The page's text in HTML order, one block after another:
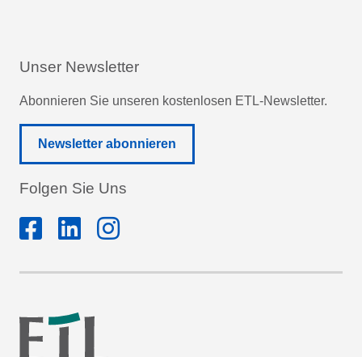
Unser Newsletter
Abonnieren Sie unseren kostenlosen ETL-Newsletter.
Newsletter abonnieren
Folgen Sie Uns